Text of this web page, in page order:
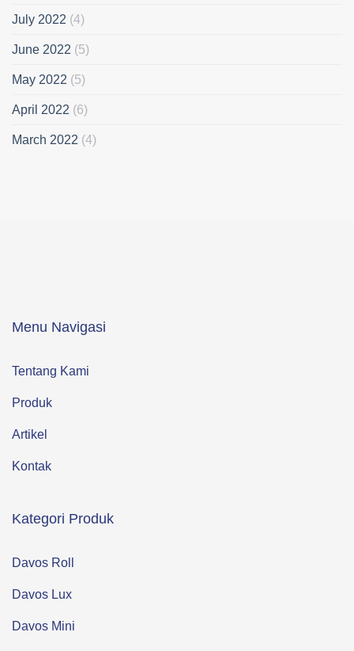
July 2022 (4)
June 2022 (5)
May 2022 (5)
April 2022 (6)
March 2022 (4)
Menu Navigasi
Tentang Kami
Produk
Artikel
Kontak
Kategori Produk
Davos Roll
Davos Lux
Davos Mini